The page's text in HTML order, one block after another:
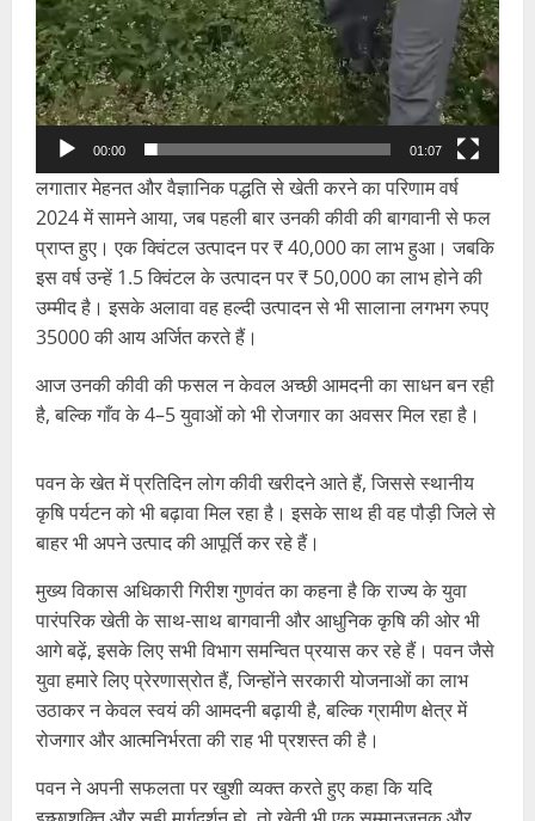
00:00 01:07
लगातार मेहनत और वैज्ञानिक पद्धति से खेती करने का परिणाम वर्ष
2024 में सामने आया, जब पहली बार उनकी कीवी की बागवानी से फल
प्राप्त हुए। एक क्विंटल उत्पादन पर ₹ 40,000 का लाभ हुआ। जबकि
इस वर्ष उन्हें 1.5 क्विंटल के उत्पादन पर ₹ 50,000 का लाभ होने की
उम्मीद है। इसके अलावा वह हल्दी उत्पादन से भी सालाना लगभग रुपए
35000 की आय अर्जित करते हैं।
आज उनकी कीवी की फसल न केवल अच्छी आमदनी का साधन बन रही
है, बल्कि गाँव के 4–5 युवाओं को भी रोजगार का अवसर मिल रहा है।
पवन के खेत में प्रतिदिन लोग कीवी खरीदने आते हैं, जिससे स्थानीय
कृषि पर्यटन को भी बढ़ावा मिल रहा है। इसके साथ ही वह पौड़ी जिले से
बाहर भी अपने उत्पाद की आपूर्ति कर रहे हैं।
मुख्य विकास अधिकारी गिरीश गुणवंत का कहना है कि राज्य के युवा
पारंपरिक खेती के साथ-साथ बागवानी और आधुनिक कृषि की ओर भी
आगे बढ़ें, इसके लिए सभी विभाग समन्वित प्रयास कर रहे हैं। पवन जैसे
युवा हमारे लिए प्रेरणास्रोत हैं, जिन्होंने सरकारी योजनाओं का लाभ
उठाकर न केवल स्वयं की आमदनी बढ़ायी है, बल्कि ग्रामीण क्षेत्र में
रोजगार और आत्मनिर्भरता की राह भी प्रशस्त की है।
पवन ने अपनी सफलता पर खुशी व्यक्त करते हुए कहा कि यदि